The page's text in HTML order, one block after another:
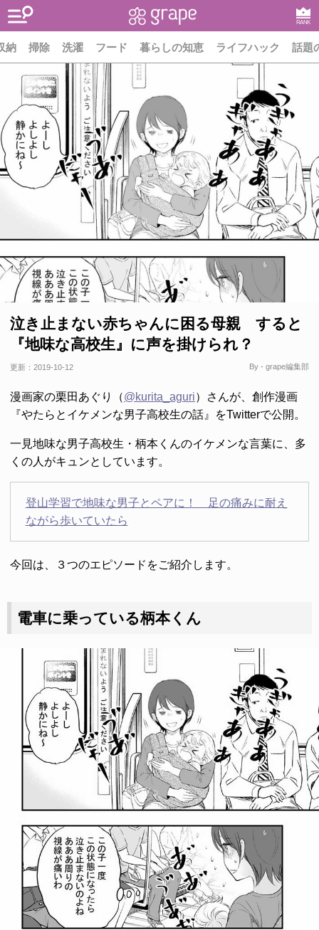
RANK
納 掃除 洗濯 フード 暮らしの知恵 ライフハック 話題
泣き止まない赤ちゃんに困る母親 すると
『地味な高校生』に声を掛けられ？
更新： 2019-10-12 By - grape編集部
漫画家の栗田あぐり（@kurita_aguri）さんが、創作漫画
『やたらとイケメンな男子高校生の話』をTwitterで公開。
一見地味な男子高校生・柄本くんのイケメンな言葉に、多
くの人がキュンとしています。
登山学習で地味な男子とペアに！ 足の痛みに耐え
ながら歩いていたら
今回は、３つのエピソードをご紹介します。
電車に乗っている柄本くん